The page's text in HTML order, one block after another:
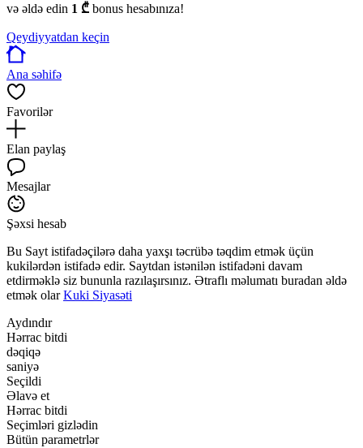
və əldə edin 1 ₾ bonus hesabınıza!
Qeydiyyatdan keçin
Ana səhifə
Favorilər
Elan paylaş
Mesajlar
Şəxsi hesab
Bu Sayt istifadəçilərə daha yaxşı təcrübə təqdim etmək üçün
kukilərdən istifadə edir. Saytdan istənilən istifadəni davam
etdirməklə siz bununla razılaşırsınız. Ətraflı məlumatı buradan əldə
etmək olarKuki Siyasəti
Aydındır
Hərrac bitdi
dəqiqə
saniyə
Seçildi
Əlavə et
Hərrac bitdi
Seçimləri gizlədin
Bütün parametrlər